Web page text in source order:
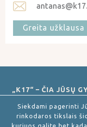
Greita užklausa
„K17“ – ČIA JŪSŲ
Siekdami pagerinti
rinkodaros tikslais
kuriuos galite bet